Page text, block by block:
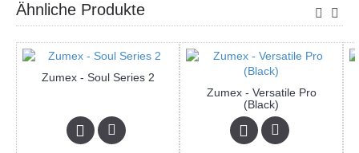
Ähnliche Produkte
Zumex - Soul Series 2
Zumex - Versatile Pro
(Black)